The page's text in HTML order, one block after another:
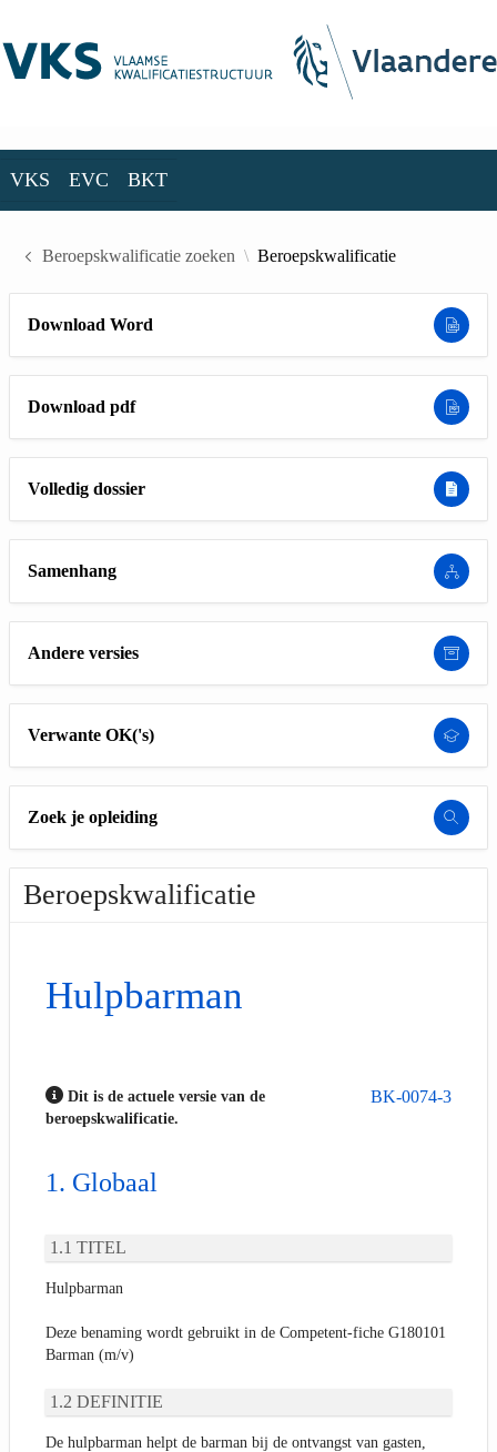
VKS EVC BKT
Beroepskwalificatie zoeken Beroepskwalificatie
Download Word
Download pdf
Volledig dossier
Samenhang
Andere versies
Verwante OK('s)
Zoek je opleiding
Beroepskwalificatie
Hulpbarman
BK-0074-3
Dit is de actuele versie van de
beroepskwalificatie.
Globaal
TITEL
Hulpbarman
Deze benaming wordt gebruikt in de Competent-fiche G180101
Barman (m/v)
DEFINITIE
De hulpbarman helpt de barman bij de ontvangst van gasten,